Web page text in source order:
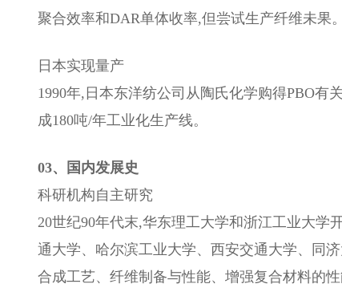
聚合效率和DAR单体收率,但尝试生产纤维未果。
日本实现量产
1990年,日本东洋纺公司从陶氏化学购得PBO有
成180吨/年工业化生产线。
03、国内发展史
科研机构自主研究
20世纪90年代末,华东理工大学和浙江工业大学
通大学、哈尔滨工业大学、西安交通大学、同
合成工艺、纤维制备与性能、增强复合材料的性